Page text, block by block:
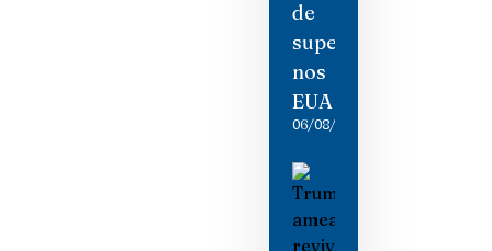
de
supermercado
nos
EUA
06/08/2026